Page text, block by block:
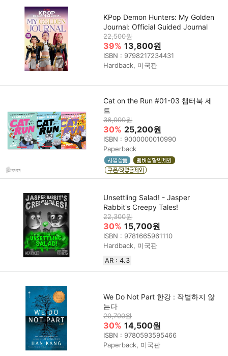
KPop Demon Hunters: My Golden
Journal: Official Guided Journal
22,500원
39% 13,800원
ISBN : 9798217234431
Hardback, 미국판
Cat on the Run #01-03 챕터북 세
트
36,000원
30% 25,200원
ISBN : 9000000010990
Paperback
Unsettling Salad! - Jasper
Rabbit's Creepy Tales!
22,300원
30% 15,700원
ISBN : 9781665961110
Hardback, 미국판
AR : 4.3
We Do Not Part 한강 : 작별하지 않
는다
20,700원
30% 14,500원
ISBN : 9780593595466
Paperback, 미국판